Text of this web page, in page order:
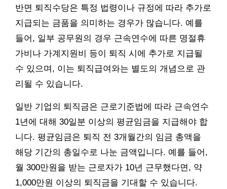
반면 퇴직수당은 특정 법령이나 규정에 따라 추가로
지급되는 금품을 의미하는 경우가 많습니다. 예를
들어, 일부 공무원의 경우 근속연수에 따른 명절휴
가비나 가계지원비 등이 퇴직 시에 추가로 지급될
수 있으며, 이는 퇴직급여와는 별도의 개념으로 관
리될 수 있습니다.
일반 기업의 퇴직금은 근로기준법에 따라 근속연수
1년에 대해 30일분 이상의 평균임금을 지급해야 합
니다. 평균임금은 퇴직 전 3개월간의 임금 총액을
해당 기간의 총일수로 나눈 금액입니다. 예를 들어,
월 300만원을 받는 근로자가 10년 근무했다면, 약
1,000만원 이상의 퇴직금을 기대할 수 있습니다.